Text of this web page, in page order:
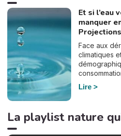
Et si l’eau
manquer
Face aux
climatiques
pourrait bien
France d’ici
Stratégie,
Lire
La playlist nature